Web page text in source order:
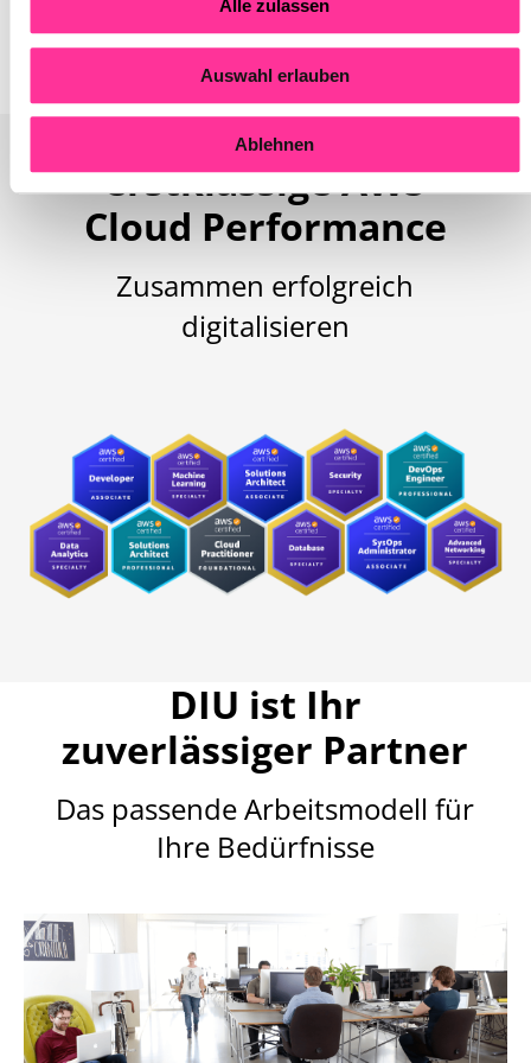
Alle zulassen
Auswahl erlauben
Ablehnen
gezielten Einsatz von Big Data,Machine
Deep Learning.
Ihre Garantie für
erstklassige AWS
Cloud Performance
Zusammen erfolgreich
digitalisieren
DIU ist Ihr
zuverlässiger Partner
Das passende Arbeitsmodell für
Ihre Bedürfnisse